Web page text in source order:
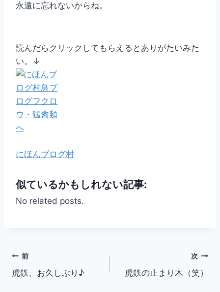
永遠に忘れないからね。
読んだらクリックしてもらえるとありがたいみた
い。↓
にほんブログ村
似ているかもしれない記事:
No related posts.
投
稿
前
虎鉄、お久しぶり♪
次
虎鉄の止まり木（笑）